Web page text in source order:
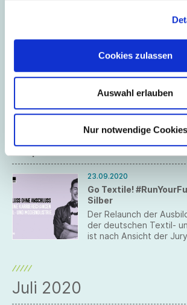
Cookies zulassen
Auswahl erlauben
Nur notwendige Cookies
Communication bei
Zum 1. Oktober 2020
Communication beim
Mitglied Schiesser
September 2020
23.09.2020
Go Textile!
Silber
Der Relaunch der
der deutschen Textil-
ist nach Ansicht der
Juli 2020